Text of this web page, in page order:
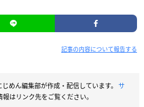
記事の内容について報告する
じめん編集部が作成・配信しています。 サ
報はリンク先をご覧ください。